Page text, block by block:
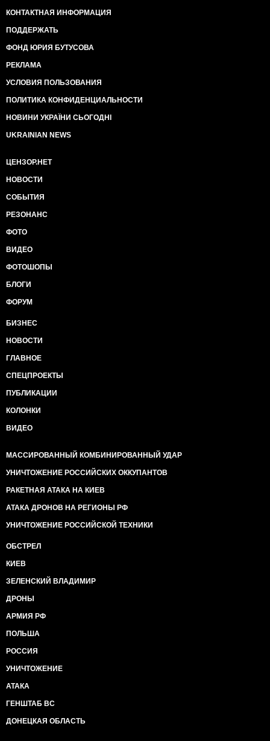
КОНТАКТНАЯ ИНФОРМАЦИЯ
ПОДДЕРЖАТЬ
ФОНД ЮРИЯ БУТУСОВА
РЕКЛАМА
УСЛОВИЯ ПОЛЬЗОВАНИЯ
ПОЛИТИКА КОНФИДЕНЦИАЛЬНОСТИ
НОВИНИ УКРАЇНИ СЬОГОДНІ
UKRAINIAN NEWS
ЦЕНЗОР.НЕТ
НОВОСТИ
СОБЫТИЯ
РЕЗОНАНС
ФОТО
ВИДЕО
ФОТОШОПЫ
БЛОГИ
ФОРУМ
БИЗНЕС
НОВОСТИ
ГЛАВНОЕ
СПЕЦПРОЕКТЫ
ПУБЛИКАЦИИ
КОЛОНКИ
ВИДЕО
МАССИРОВАННЫЙ КОМБИНИРОВАННЫЙ УДАР
УНИЧТОЖЕНИЕ РОССИЙСКИХ ОККУПАНТОВ
РАКЕТНАЯ АТАКА НА КИЕВ
АТАКА ДРОНОВ НА РЕГИОНЫ РФ
УНИЧТОЖЕНИЕ РОССИЙСКОЙ ТЕХНИКИ
ОБСТРЕЛ
КИЕВ
ЗЕЛЕНСКИЙ ВЛАДИМИР
ДРОНЫ
АРМИЯ РФ
ПОЛЬША
РОССИЯ
УНИЧТОЖЕНИЕ
АТАКА
ГЕНШТАБ ВС
ДОНЕЦКАЯ ОБЛАСТЬ